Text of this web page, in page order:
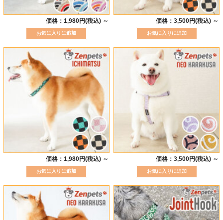
価格：1,980円(税込) ～ 価格：3,500円(税込) ～
価格：1,980円(税込) ～ 価格：3,500円(税込) ～